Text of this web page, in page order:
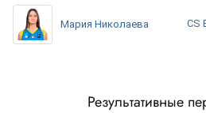
Мария Николаева CS
Результативные